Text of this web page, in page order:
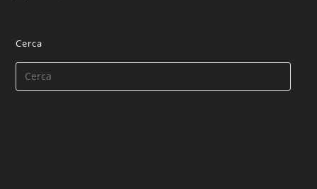
Cerca